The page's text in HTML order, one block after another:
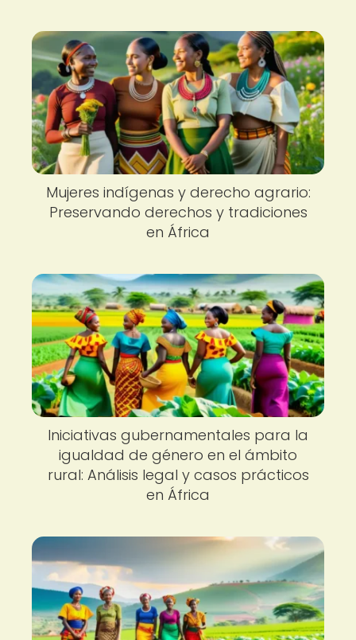
Mujeres indígenas y derecho agrario:
Preservando derechos y tradiciones
en África
Iniciativas gubernamentales para la
igualdad de género en el ámbito
rural: Análisis legal y casos prácticos
en África